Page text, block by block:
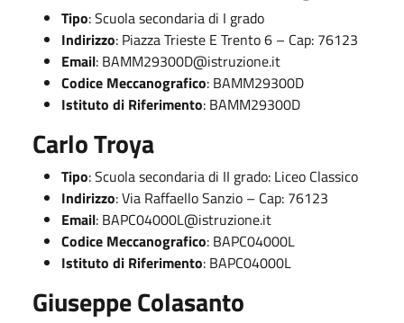
Tipo: Scuola secondaria di I grado
Indirizzo: Piazza Trieste E Trento 6 – Cap: 76123
Email: BAMM29300D@istruzione.it
Codice Meccanografico: BAMM29300D
Istituto di Riferimento: BAMM29300D
Carlo Troya
Tipo: Scuola secondaria di II grado: Liceo Classico
Indirizzo: Via Raffaello Sanzio – Cap: 76123
Email: BAPC04000L@istruzione.it
Codice Meccanografico: BAPC04000L
Istituto di Riferimento: BAPC04000L
Giuseppe Colasanto